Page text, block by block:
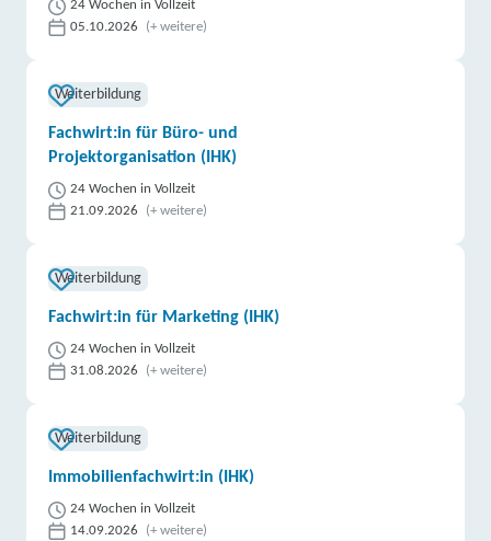
24 Wochen in Vollzeit
05.10.2026
(+ weitere)
Weiterbildung
Fachwirt:in für Büro- und
Projektorganisation (IHK)
24 Wochen in Vollzeit
21.09.2026
(+ weitere)
Weiterbildung
Fachwirt:in für Marketing (IHK)
24 Wochen in Vollzeit
31.08.2026
(+ weitere)
Weiterbildung
Immobilienfachwirt:in (IHK)
24 Wochen in Vollzeit
14.09.2026
(+ weitere)